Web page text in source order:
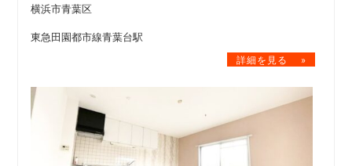
横浜市青葉区
東急田園都市線青葉台駅